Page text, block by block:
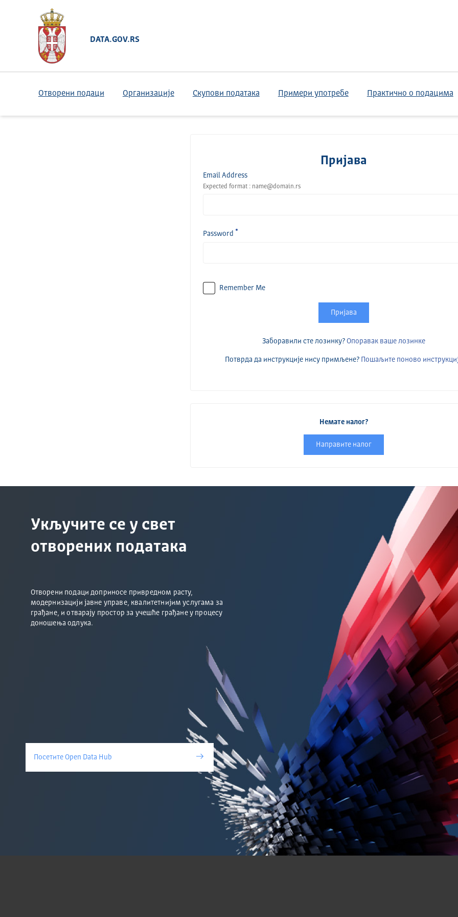
DATA.GOV.RS
Отворени подаци Организације Скупови података Примери употребе Практично о подацима
Пријава
Email Address
Expected format : name@domain.rs
Password
Remember Me
Пријава
Заборавили сте лозинку? Опоравак ваше лозинке
Потврда да инструкције нису примљене? Пошаљите поново
Немате налог?
Направите налог
Укључите се у свет
отворених података
Отворени подаци доприносе привредном расту,
модернизацији јавне управе, квалитетнијим услугама за
грађане, и отварају простор за учешће грађане у процесу
доношења одлука.
Посетите Open Data Hub